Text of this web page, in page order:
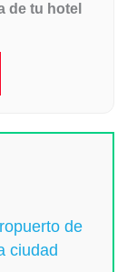
de tu hotel
de
ciudad